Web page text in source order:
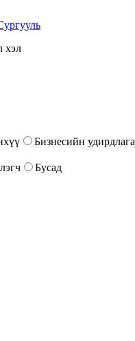
хэл
Бизнесийн удирдлага
Бусад